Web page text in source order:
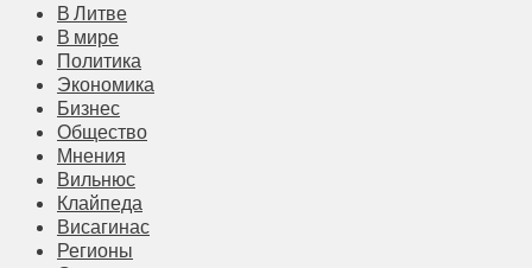
В Литве
В мире
Политика
Экономика
Бизнес
Общество
Мнения
Вильнюс
Клайпеда
Висагинас
Регионы